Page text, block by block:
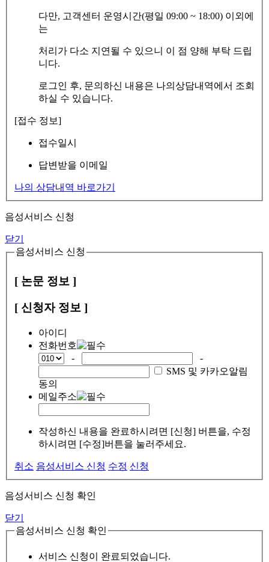
다만, 고객센터 운영시간(평일 09:00 ~ 18:00) 이외에
는
처리가 다소 지연될 수 있으니 이 점 양해 부탁 드립
니다.
로그인 후, 문의하신 내용은 나의상담내역에서 조회
하실 수 있습니다.
[접수 정보]
접수일시
답변받을 이메일
나의 상담내역 바로가기
음성서비스 신청
닫기
음성서비스 신청
[ 논문 정보 ]
[ 신청자 정보 ]
아이디
전화번호
-
-
SMS 및 카카오알림
동의
메일주소
작성하신 내용을 완료하시려면 [신청] 버튼을, 수정
하시려면 [수정]버튼을 눌러주세요.
취소 음성서비스 신청 수정 신청
음성서비스 신청 확인
닫기
음성서비스 신청 확인
서비스 신청이 완료되었습니다.